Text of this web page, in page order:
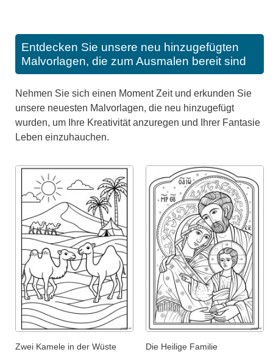
Entdecken Sie unsere neu hinzugefügten
Malvorlagen, die zum Ausmalen bereit sind
Nehmen Sie sich einen Moment Zeit und erkunden Sie
unsere neuesten Malvorlagen, die neu hinzugefügt
wurden, um Ihre Kreativität anzuregen und Ihrer Fantasie
Leben einzuhauchen.
Zwei Kamele in der Wüste Die Heilige Familie